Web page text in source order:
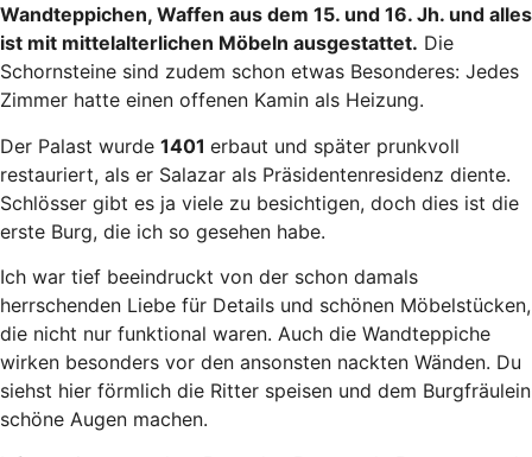
Wandteppichen, Waffen aus dem 15. und 16. Jh. und alles
ist mit mittelalterlichen Möbeln ausgestattet. Die
Schornsteine sind zudem schon etwas Besonderes: Jedes
Zimmer hatte einen offenen Kamin als Heizung.
Der Palast wurde 1401 erbaut und später prunkvoll
restauriert, als er Salazar als Präsidentenresidenz diente.
Schlösser gibt es ja viele zu besichtigen, doch dies ist die
erste Burg, die ich so gesehen habe.
Ich war tief beeindruckt von der schon damals
herrschenden Liebe für Details und schönen Möbelstücken,
die nicht nur funktional waren. Auch die Wandteppiche
wirken besonders vor den ansonsten nackten Wänden. Du
siehst hier förmlich die Ritter speisen und dem Burgfräulein
schöne Augen machen.